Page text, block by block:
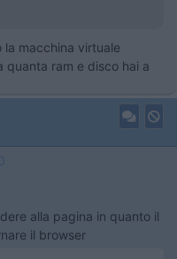
macchina virtuale
quanta ram e disco hai a
alla pagina in quanto il
il browser